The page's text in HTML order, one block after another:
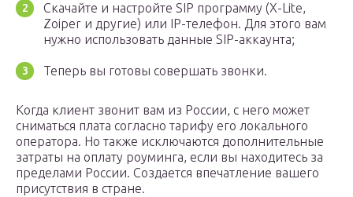
Скачайте и настройте SIP программу (X-Lite,
Zoiper и другие) или IP-телефон. Для этого вам
нужно использовать данные SIP-аккаунта;
Теперь вы готовы совершать звонки.
Когда клиент звонит вам из России, с него может
сниматься плата согласно тарифу его локального
оператора. Но также исключаются дополнительные
затраты на оплату роуминга, если вы находитесь за
пределами России. Создается впечатление вашего
присутствия в стране.